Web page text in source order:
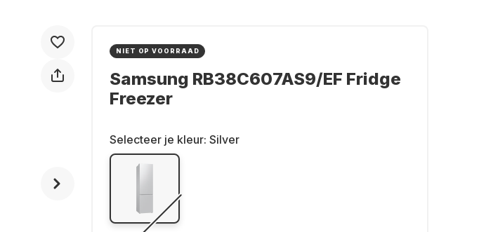
NIET OP VOORRAAD
Samsung RB38C607AS9/EF Fridge
Freezer
Selecteer je kleur: Silver